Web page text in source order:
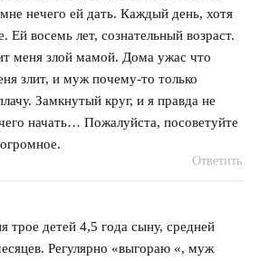
нечего ей дать. Каждый день, хотя
Ей восемь лет, сознательный возраст.
меня злой мамой. Дома ужас что
злит, и муж почему-то только
Замкнутый круг, и я правда не
начать… Пожалуйста, посоветуйте
Ответить
трое детей 4,5 года сыну, средней
Регулярно «выгораю «, муж